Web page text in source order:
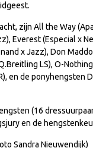
zijn All the Way
Everest (Especial x
x Jazz), Don
LS), O-
en de ponyhengsten
(16
en de
Sandra Nieuwendijk)